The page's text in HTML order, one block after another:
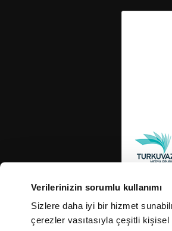
Verilerinizin sorumlu kullanımı
Sizlere daha iyi bir hizmet
çerezler vasıtasıyla çeşitli